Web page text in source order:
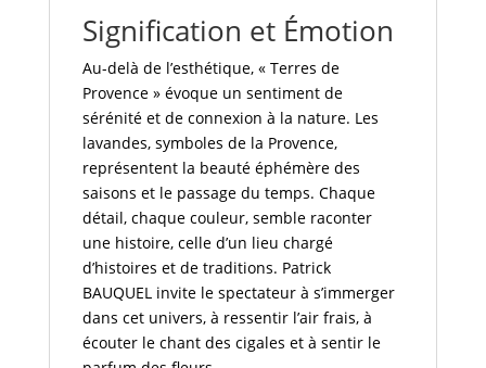
Signification et Émotion
Au-delà de l’esthétique, « Terres de
Provence » évoque un sentiment de
sérénité et de connexion à la nature. Les
lavandes, symboles de la Provence,
représentent la beauté éphémère des
saisons et le passage du temps. Chaque
détail, chaque couleur, semble raconter
une histoire, celle d’un lieu chargé
d’histoires et de traditions. Patrick
BAUQUEL invite le spectateur à s’immerger
dans cet univers, à ressentir l’air frais, à
écouter le chant des cigales et à sentir le